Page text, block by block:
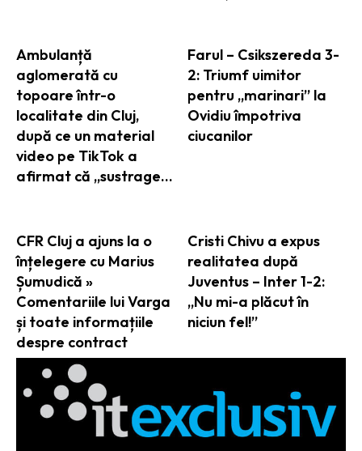
Ambulanță
aglomerată cu
topoare într-o
localitate din Cluj,
după ce un material
video pe TikTok a
afirmat că „sustrage…
Farul – Csikszereda 3-
2: Triumf uimitor
pentru „marinari” la
Ovidiu împotriva
ciucanilor
CFR Cluj a ajuns la o
înțelegere cu Marius
Șumudică »
Comentariile lui Varga
și toate informațiile
despre contract
Cristi Chivu a expus
realitatea după
Juventus – Inter 1-2:
„Nu mi-a plăcut în
niciun fel!”